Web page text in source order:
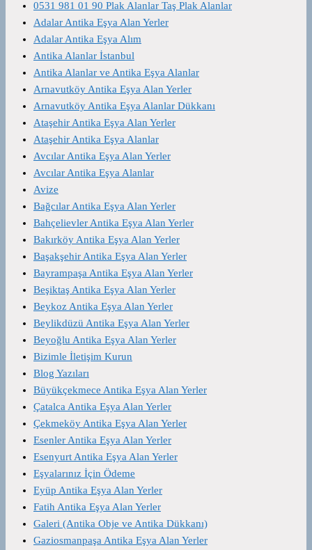
0531 981 01 90 Plak Alanlar Taş Plak Alanlar
Adalar Antika Eşya Alan Yerler
Adalar Antika Eşya Alım
Antika Alanlar İstanbul
Antika Alanlar ve Antika Eşya Alanlar
Arnavutköy Antika Eşya Alan Yerler
Arnavutköy Antika Eşya Alanlar Dükkanı
Ataşehir Antika Eşya Alan Yerler
Ataşehir Antika Eşya Alanlar
Avcılar Antika Eşya Alan Yerler
Avcılar Antika Eşya Alanlar
Avize
Bağcılar Antika Eşya Alan Yerler
Bahçelievler Antika Eşya Alan Yerler
Bakırköy Antika Eşya Alan Yerler
Başakşehir Antika Eşya Alan Yerler
Bayrampaşa Antika Eşya Alan Yerler
Beşiktaş Antika Eşya Alan Yerler
Beykoz Antika Eşya Alan Yerler
Beylikdüzü Antika Eşya Alan Yerler
Beyoğlu Antika Eşya Alan Yerler
Bizimle İletişim Kurun
Blog Yazıları
Büyükçekmece Antika Eşya Alan Yerler
Çatalca Antika Eşya Alan Yerler
Çekmeköy Antika Eşya Alan Yerler
Esenler Antika Eşya Alan Yerler
Esenyurt Antika Eşya Alan Yerler
Eşyalarınız İçin Ödeme
Eyüp Antika Eşya Alan Yerler
Fatih Antika Eşya Alan Yerler
Galeri (Antika Obje ve Antika Dükkanı)
Gaziosmanpaşa Antika Eşya Alan Yerler